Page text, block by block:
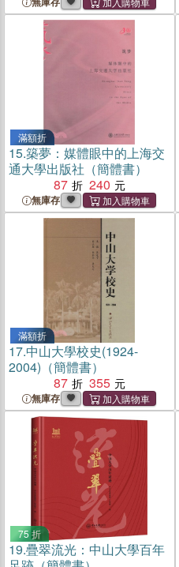
滿額折
15.築夢：媒體眼中的上海交
通大學出版社（簡體書）
87
240
無庫存
滿額折
17.中山大學校史(1924-
2004)（簡體書）
87
355
無庫存
75 折
19.疊翠流光：中山大學百年